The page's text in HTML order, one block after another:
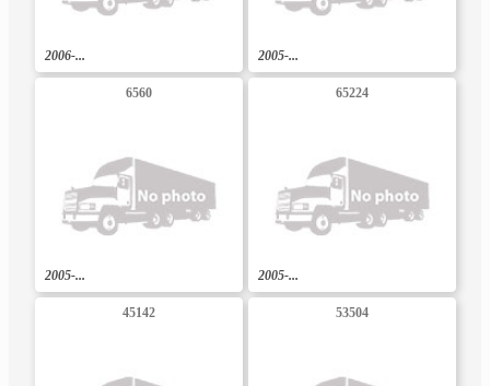
2006-... 2005-...
6560
2005-...
65224
2005-...
45142 53504